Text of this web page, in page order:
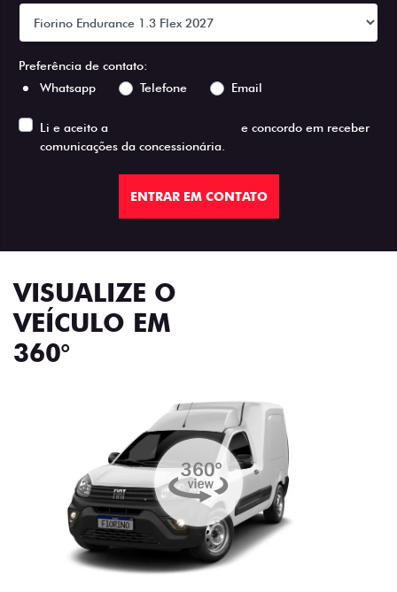
Preferência de contato:
Whatsapp
Telefone Email
Li e aceito a
e concordo em receber
comunicações da concessionária.
ENTRAR EM CONTATO
VISUALIZE O
VEÍCULO EM
360°